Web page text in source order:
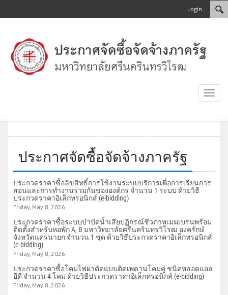
Login
Toggle
ประกาศจัดซื้อจัดจ้างภาครัฐ
ประกวดราคาซื้อลิขสิทธิ์การใช้งานระบบบริการเพื่อการเรียนการ
สอนและการทำงานร่วมกันขององค์กร จำนวน 1 ระบบ ด้วยวิธี
ประกวดราคาอิเล็กทรอนิกส์ (e-bidding)
Friday, May 8, 2026
ประกวดราคาซื้อระบบบำบัดน้ำเสียปฏิกรณ์ชีวภาพเมมเบรนพร้อม
ติดตั้งสำหรับหอพัก A, B มหาวิทยาลัยศรีนครินทรวิโรฒ องครักษ์
จังหวัดนครนายก จำนวน 1 ชุด ด้วยวิธีประกวดราคาอิเล็กทรอนิกส์
(e-bidding)
Friday, May 8, 2026
ประกวดราคาซื้อโคมไฟผ่าตัดแบบติดเพดานโคมคู่ ชนิดหลอดแอล
อีดี จำนวน 4 โคม ด้วยวิธีประกวดราคาอิเล็กทรอนิกส์ (e-bidding)
Friday, May 8, 2026